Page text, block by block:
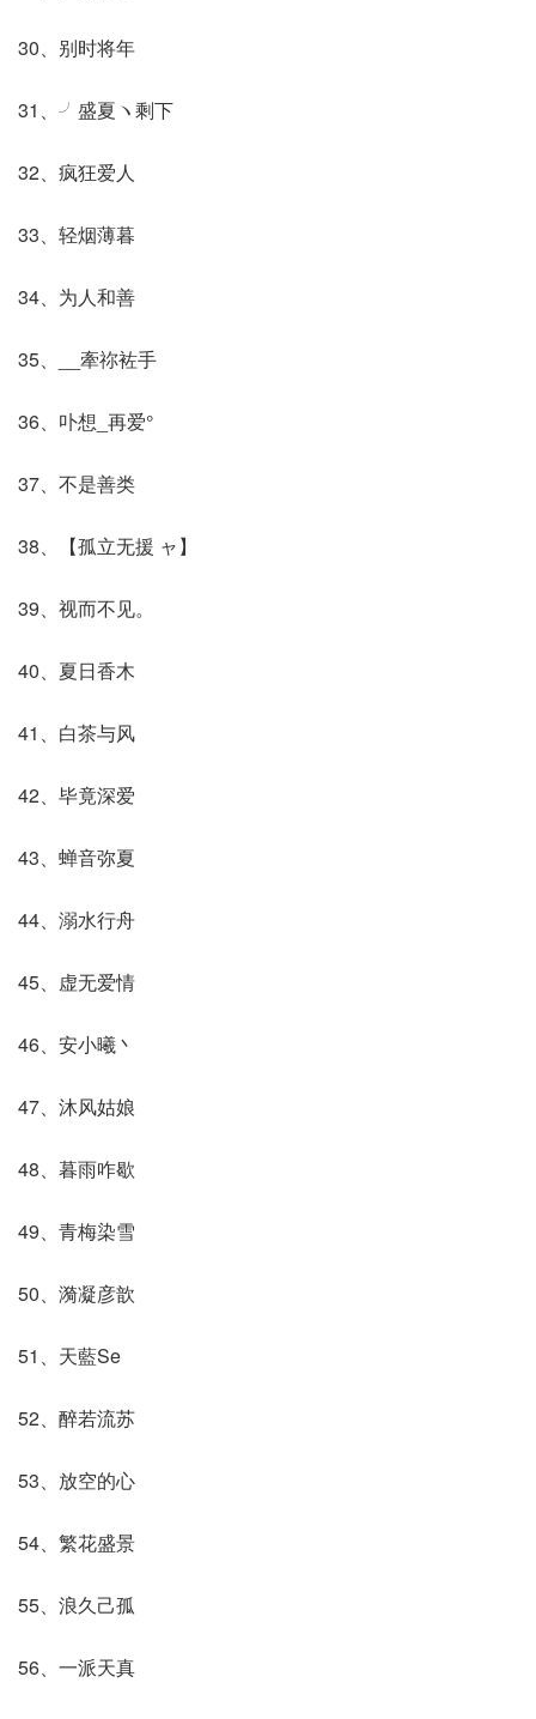
30、别时将年
31、╯盛夏ヽ剩下
32、疯狂爱人
33、轻烟薄暮
34、为人和善
35、__牽祢袏手
36、卟想_再爱°
37、不是善类
38、【孤立无援 ャ】
39、视而不见。
40、夏日香木
41、白茶与风
42、毕竟深爱
43、蝉音弥夏
44、溺水行舟
45、虚无爱情
46、安小曦丶
47、沐风姑娘
48、暮雨咋歇
49、青梅染雪
50、漪凝彦歆
51、天藍Se
52、醉若流苏
53、放空的心
54、繁花盛景
55、浪久己孤
56、一派天真